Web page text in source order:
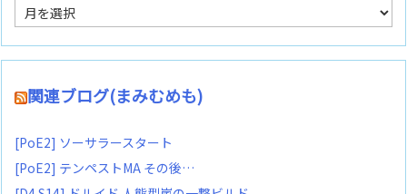
ア
ー
カ
イ
関連ブログ(まみむめも)
[PoE2] ソーサラースタート
[PoE2] テンペストMA その後…